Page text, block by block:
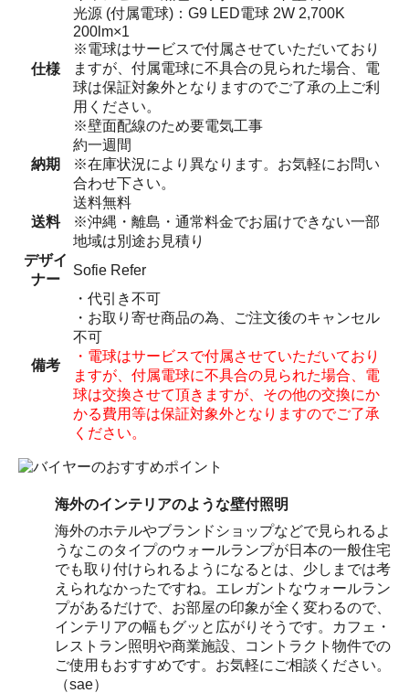
仕様
光源 (付属電球)：G9 LED電球 2W 2,700K
200lm×1
※電球はサービスで付属させていただいており
ますが、付属電球に不具合の見られた場合、電
球は保証対象外となりますのでご了承の上ご利
用ください。
※壁面配線のため要電気工事
納期
約一週間
※在庫状況により異なります。お気軽にお問い
合わせ下さい。
送料
送料無料
※沖縄・離島・通常料金でお届けできない一部
地域は別途お見積り
デザイ
ナー
Sofie Refer
備考
・代引き不可
・お取り寄せ商品の為、ご注文後のキャンセル
不可
・電球はサービスで付属させていただいており
ますが、付属電球に不具合の見られた場合、電
球は交換させて頂きますが、その他の交換にか
かる費用等は保証対象外となりますのでご了承
ください。
海外のインテリアのような壁付照明
海外のホテルやブランドショップなどで見られるよ
うなこのタイプのウォールランプが日本の一般住宅
でも取り付けられるようになるとは、少しまでは考
えられなかったですね。エレガントなウォールラン
プがあるだけで、お部屋の印象が全く変わるので、
インテリアの幅もグッと広がりそうです。カフェ・
レストラン照明や商業施設、コントラクト物件での
ご使用もおすすめです。お気軽にご相談ください。
（sae）